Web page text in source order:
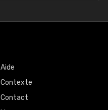
Aide
Contexte
Contact